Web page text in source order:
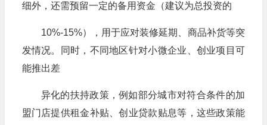
细外，还需预留一定的备用资金（建议为总投资的
10%-15%），用于应对装修延期、商品补货等突
发情况。同时，不同地区针对小微企业、创业项目可
能推出差
异化的扶持政策，例如部分城市对符合条件的加
盟门店提供租金补贴、创业贷款贴息等，这些政策能